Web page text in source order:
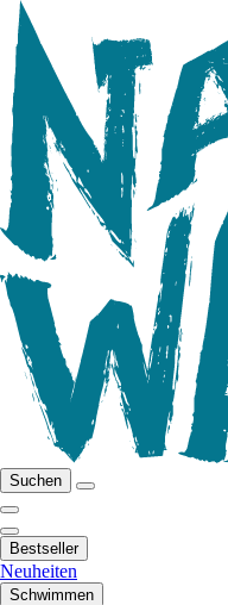
Suchen
Bestseller
Neuheiten
Schwimmen